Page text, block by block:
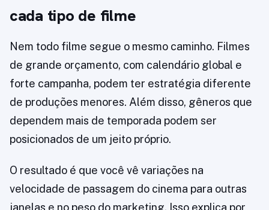
cada tipo de filme
Nem todo filme segue o mesmo caminho. Filmes
de grande orçamento, com calendário global e
forte campanha, podem ter estratégia diferente
de produções menores. Além disso, gêneros que
dependem mais de temporada podem ser
posicionados de um jeito próprio.
O resultado é que você vê variações na
velocidade de passagem do cinema para outras
janelas e no peso do marketing. Isso explica por